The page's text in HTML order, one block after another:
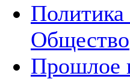
Политика
Общество
Прошлое